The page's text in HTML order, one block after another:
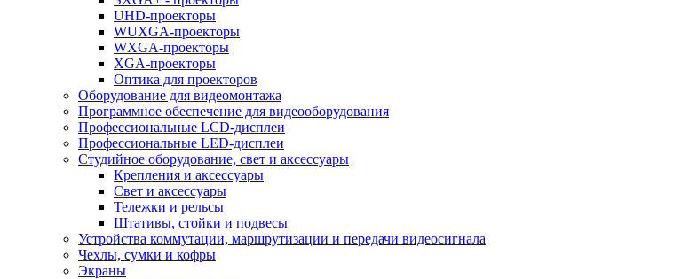
UHD-проекторы
WUXGA-проекторы
WXGA-проекторы
XGA-проекторы
Оптика для проекторов
Оборудование для видеомонтажа
Программное обеспечение для видеооборудования
Профессиональные LCD-дисплеи
Профессиональные LED-дисплеи
Студийное оборудование, свет и аксессуары
Крепления и аксессуары
Свет и аксессуары
Тележки и рельсы
Штативы, стойки и подвесы
Устройства коммутации, маршрутизации и передачи видеосигнала
Чехлы, сумки и кофры
Экраны